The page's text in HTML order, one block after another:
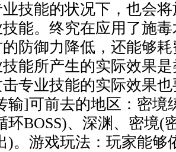
技能的状况下，也会
能。终究在应用了施
防御力降低，还能够
能所产生的实际效果
击专业技能的实际效果
]可前去的地区：密境
环BOSS)、深渊、密境(
)。游戏玩法：玩家能够